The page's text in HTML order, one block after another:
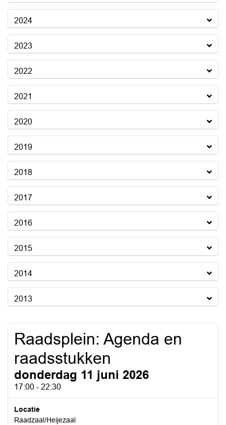
2024
2023
2022
2021
2020
2019
2018
2017
2016
2015
2014
2013
Raadsplein: Agenda en
raadsstukken
donderdag 11 juni 2026
17:00 - 22:30
Locatie
Raadzaal/Heijezaal